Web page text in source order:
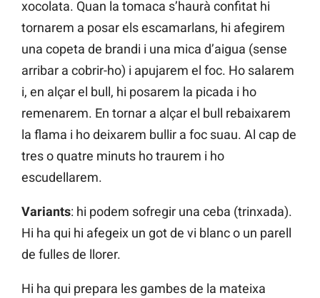
xocolata. Quan la tomaca s’haurà confitat hi
tornarem a posar els escamarlans, hi afegirem
una copeta de brandi i una mica d’aigua (sense
arribar a cobrir-ho) i apujarem el foc. Ho salarem
i, en alçar el bull, hi posarem la picada i ho
remenarem. En tornar a alçar el bull rebaixarem
la flama i ho deixarem bullir a foc suau. Al cap de
tres o quatre minuts ho traurem i ho
escudellarem.
Variants: hi podem sofregir una ceba (trinxada).
Hi ha qui hi afegeix un got de vi blanc o un parell
de fulles de llorer.
Hi ha qui prepara les gambes de la mateixa